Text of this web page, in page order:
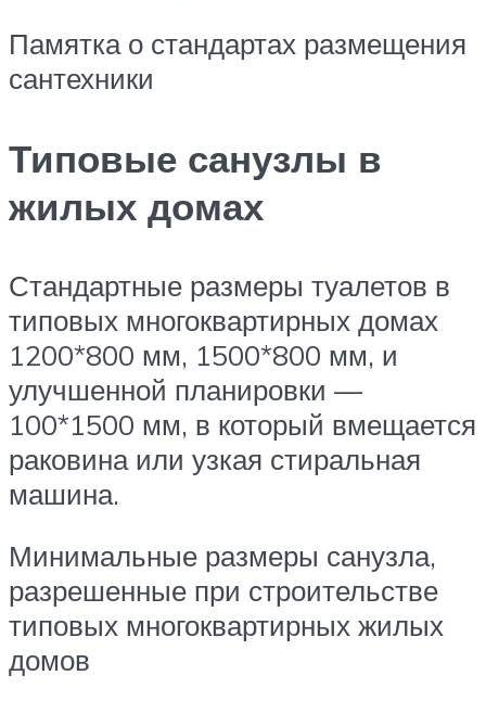
Памятка о стандартах размещения
сантехники
Типовые санузлы в
жилых домах
Стандартные размеры туалетов в
типовых многоквартирных домах
1200*800 мм, 1500*800 мм, и
улучшенной планировки —
100*1500 мм, в который вмещается
раковина или узкая стиральная
машина.
Минимальные размеры санузла,
разрешенные при строительстве
типовых многоквартирных жилых
домов